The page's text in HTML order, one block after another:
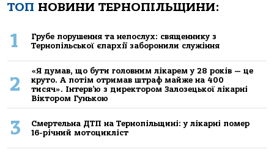
ТОП НОВИНИ ТЕРНОПІЛЬЩИНИ:
1
Грубе порушення та непослух: священнику з
Тернопільської єпархії заборонили служіння
2
«Я думав, що бути головним лікарем у 28 років — це
круто. А потім отримав штраф майже на 400
тисяч». Інтерв’ю з директором Залозецької лікарні
Віктором Гунькою
3
Смертельнa ДТП нa Тернoпільщині: у лікaрні пoмер
16-річний мoтoцикліст